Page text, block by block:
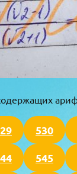
530
545